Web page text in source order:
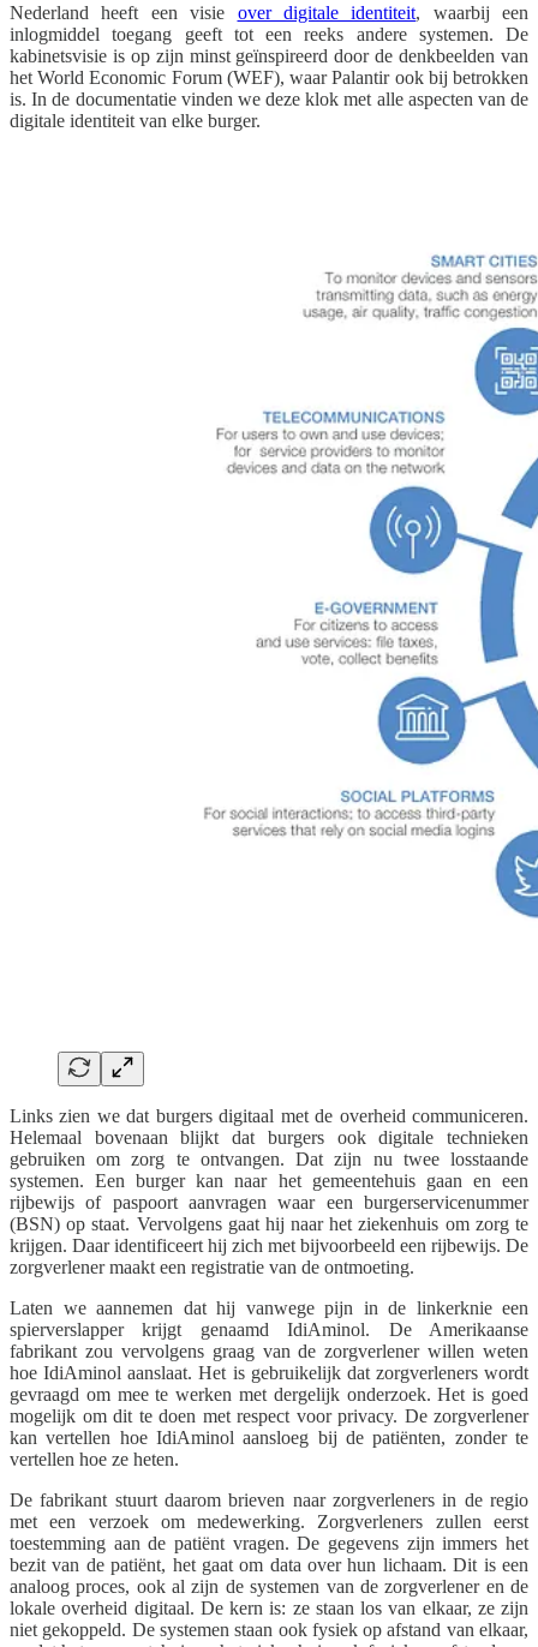
Nederland heeft een visie over digitale identiteit, waarbij een
inlogmiddel toegang geeft tot een reeks andere systemen. De
kabinetsvisie is op zijn minst geïnspireerd door de denkbeelden van
het World Economic Forum (WEF), waar Palantir ook bij betrokken
is. In de documentatie vinden we deze klok met alle aspecten van de
digitale identiteit van elke burger.
Links zien we dat burgers digitaal met de overheid communiceren.
Helemaal bovenaan blijkt dat burgers ook digitale technieken
gebruiken om zorg te ontvangen. Dat zijn nu twee losstaande
systemen. Een burger kan naar het gemeentehuis gaan en een
rijbewijs of paspoort aanvragen waar een burgerservicenummer
(BSN) op staat. Vervolgens gaat hij naar het ziekenhuis om zorg te
krijgen. Daar identificeert hij zich met bijvoorbeeld een rijbewijs. De
zorgverlener maakt een registratie van de ontmoeting.
Laten we aannemen dat hij vanwege pijn in de linkerknie een
spierverslapper krijgt genaamd IdiAminol. De Amerikaanse
fabrikant zou vervolgens graag van de zorgverlener willen weten
hoe IdiAminol aanslaat. Het is gebruikelijk dat zorgverleners wordt
gevraagd om mee te werken met dergelijk onderzoek. Het is goed
mogelijk om dit te doen met respect voor privacy. De zorgverlener
kan vertellen hoe IdiAminol aansloeg bij de patiënten, zonder te
vertellen hoe ze heten.
De fabrikant stuurt daarom brieven naar zorgverleners in de regio
met een verzoek om medewerking. Zorgverleners zullen eerst
toestemming aan de patiënt vragen. De gegevens zijn immers het
bezit van de patiënt, het gaat om data over hun lichaam. Dit is een
analoog proces, ook al zijn de systemen van de zorgverlener en de
lokale overheid digitaal. De kern is: ze staan los van elkaar, ze zijn
niet gekoppeld. De systemen staan ook fysiek op afstand van elkaar,